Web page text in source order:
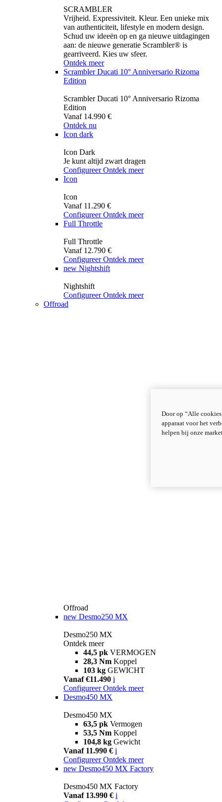
SCRAMBLER
Vrijheid. Expressiviteit. Kleur. Een unieke mix
van authenticiteit, lifestyle en modern design.
Schud uw ideeën op en ga nieuwe uitdagingen
aan: de nieuwe generatie Scrambler® is
gearriveerd. Kies uw sfeer.
Ontdek meer
Scrambler Ducati 10° Anniversario Rizoma
Edition
Scrambler Ducati 10° Anniversario Rizoma
Edition
Vanaf 14.990 €
Ontdek nu
Icon dark
Icon Dark
Je kunt altijd zwart dragen
Configureer Ontdek meer
Icon
Icon
Vanaf 11.290 €
Configureer Ontdek meer
Full Throttle
Full Throttle
Vanaf 12.790 €
Configureer Ontdek meer
new Nightshift
Nightshift
Configureer Ontdek meer
Offroad
Offroad
new Desmo250 MX
Desmo250 MX
Ontdek meer
44,5 pk VERMOGEN
28,3 Nm Koppel
103 kg GEWICHT
Vanaf €11.490 i
Configureer Ontdek meer
Desmo450 MX
Desmo450 MX
63,5 pk Vermogen
53,5 Nm Koppel
104,8 kg Gewicht
Vanaf 11.990 € i
Configureer Ontdek meer
new Desmo450 MX Factory
Desmo450 MX Factory
Vanaf 13.990 € i
Door op “Alle
apparaat voor het
helpen bij onze